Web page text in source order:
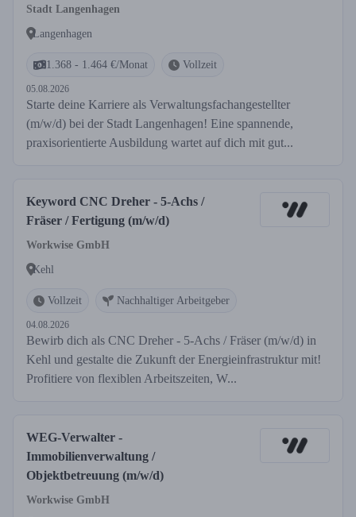
Stadt Langenhagen
Langenhagen
1.368 - 1.464 €/Monat Vollzeit
05.08.2026
Starte deine Karriere als Verwaltungsfachangestellter
(m/w/d) bei der Stadt Langenhagen! Eine spannende,
praxisorientierte Ausbildung wartet auf dich mit gut...
Keyword CNC Dreher - 5-Achs /
Fräser / Fertigung (m/w/d)
Workwise GmbH
Kehl
Vollzeit Nachhaltiger Arbeitgeber
04.08.2026
Bewirb dich als CNC Dreher - 5-Achs / Fräser (m/w/d) in
Kehl und gestalte die Zukunft der Energieinfrastruktur mit!
Profitiere von flexiblen Arbeitszeiten, W...
WEG-Verwalter -
Immobilienverwaltung /
Objektbetreuung (m/w/d)
Workwise GmbH